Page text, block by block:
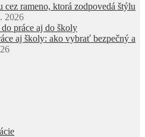
rameno, ktorá zodpovedá štýlu
2026
aj školy: ako vybrať bezpečný a